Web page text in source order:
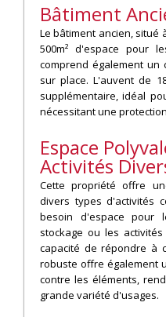
Bâtiment
Le bâtiment ancien,
500m² d'espace pour
comprend également
sur place. L'auvent de
supplémentaire, idéal
nécessitant une
Espace
Activités
Cette propriété offre
divers types d'activités
besoin d'espace pour
stockage ou les
capacité de répondre à
robuste offre également
contre les éléments,
grande variété d'usages.